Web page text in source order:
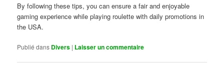
By following these tips, you can ensure a fair and enjoyable
gaming experience while playing roulette with daily promotions in
the USA.
Publié dans Divers | Laisser un commentaire